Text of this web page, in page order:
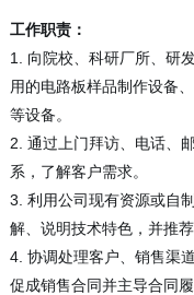
工作职责：
1. 向院校、科研厂所、研
用的电路板样品制作设备
等设备。
2. 通过上门拜访、电话、
系，了解客户需求。
3. 利用公司现有资源或自
解、说明技术特色，并推荐
4. 协调处理客户、销售渠
促成销售合同并主导合同履